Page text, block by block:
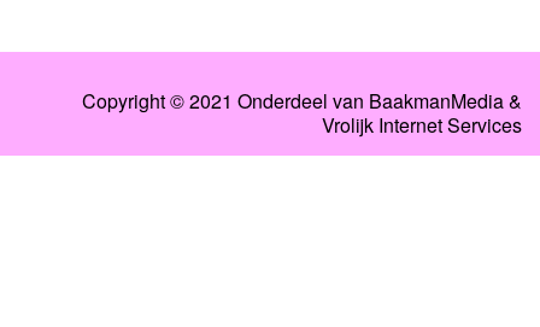
Copyright © 2021 Onderdeel van BaakmanMedia&
Vrolijk Internet Services